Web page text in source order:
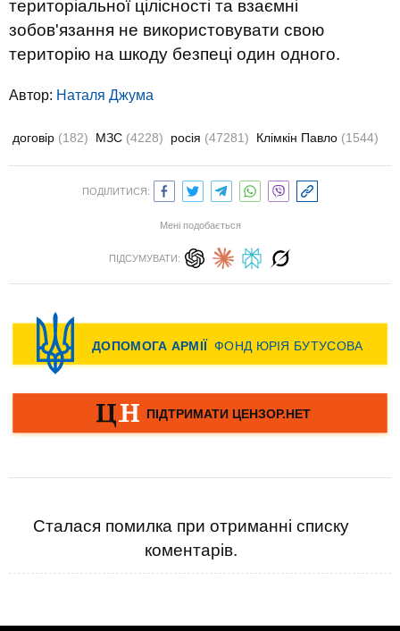
територіальної цілісності та взаємні
зобов'язання не використовувати свою
територію на шкоду безпеці один одного.
Автор: Наталя Джума
договір (182) МЗС (4228) росія (47281) Клімкін Павло (1544)
ПОДІЛИТИСЯ:
Мені подобається
ПІДСУМУВАТИ:
Сталася помилка при отриманні списку
коментарів.